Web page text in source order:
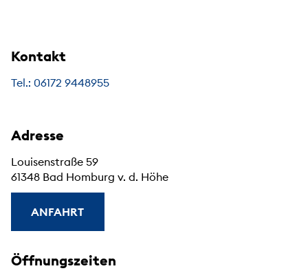
Kontakt
Tel.: 06172 9448955
Adresse
Louisenstraße 59
61348 Bad Homburg v. d. Höhe
ANFAHRT
Öffnungszeiten